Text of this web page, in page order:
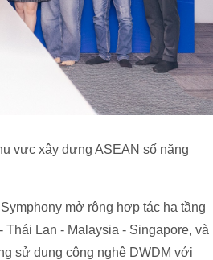
vực xây dựng ASEAN số năng
mở rộng hợp tác hạ tầng
Thái Lan - Malaysia - Singapore, và
sử dụng công nghệ DWDM với